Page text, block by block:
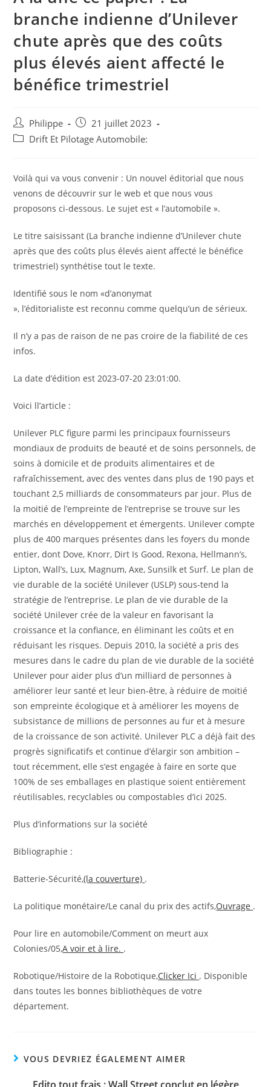
branche indienne d’Unilever
chute après que des coûts
plus élevés aient affecté le
bénéfice trimestriel
Auteur/autrice
de
Philippe
Post
published:
21 juillet 2023
PostDrift Et Pilotage Automobile:
Voilà qui va vous convenir : Un nouvel éditorial que nous
venons de découvrir sur le web et que nous vous
proposons ci-dessous. Le sujet est « l’automobile ».
Le titre saisissant (La branche indienne d’Unilever chute
après que des coûts plus élevés aient affecté le bénéfice
trimestriel) synthétise tout le texte.
Identifié sous le nom «d’anonymat
», l’éditorialiste est reconnu comme quelqu’un de sérieux.
Il n’y a pas de raison de ne pas croire de la fiabilité de ces
infos.
La date d’édition est 2023-07-20 23:01:00.
Voici ll’article :
Unilever PLC figure parmi les principaux fournisseurs
mondiaux de produits de beauté et de soins personnels, de
soins à domicile et de produits alimentaires et de
rafraîchissement, avec des ventes dans plus de 190 pays et
touchant 2,5 milliards de consommateurs par jour. Plus de
la moitié de l’empreinte de l’entreprise se trouve sur les
marchés en développement et émergents. Unilever compte
plus de 400 marques présentes dans les foyers du monde
entier, dont Dove, Knorr, Dirt Is Good, Rexona, Hellmann’s,
Lipton, Wall’s, Lux, Magnum, Axe, Sunsilk et Surf. Le plan de
vie durable de la société Unilever (USLP) sous-tend la
stratégie de l’entreprise. Le plan de vie durable de la
société Unilever crée de la valeur en favorisant la
croissance et la confiance, en éliminant les coûts et en
réduisant les risques. Depuis 2010, la société a pris des
mesures dans le cadre du plan de vie durable de la société
Unilever pour aider plus d’un milliard de personnes à
améliorer leur santé et leur bien-être, à réduire de moitié
son empreinte écologique et à améliorer les moyens de
subsistance de millions de personnes au fur et à mesure
de la croissance de son activité. Unilever PLC a déjà fait des
progrès significatifs et continue d’élargir son ambition –
tout récemment, elle s’est engagée à faire en sorte que
100% de ses emballages en plastique soient entièrement
réutilisables, recyclables ou compostables d’ici 2025.
Plus d’informations sur la société
Bibliographie :
Batterie-Sécurité,(la couverture) .
La politique monétaire/Le canal du prix des actifs,Ouvrage .
Pour lire en automobile/Comment on meurt aux
Colonies/05,A voir et à lire. .
Robotique/Histoire de la Robotique,Clicker Ici . Disponible
dans toutes les bonnes bibliothèques de votre
département.
VOUS DEVRIEZ ÉGALEMENT AIMER